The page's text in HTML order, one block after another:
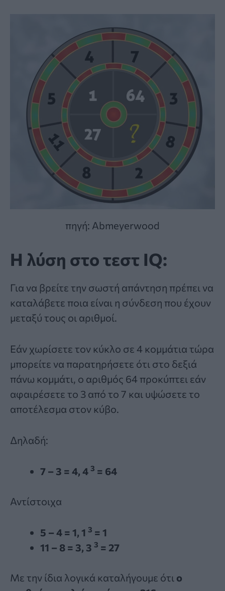
πηγή: Abmeyerwood
Η λύση στο τεστ IQ:
Για να βρείτε την σωστή απάντηση πρέπει να
καταλάβετε ποια είναι η σύνδεση που έχουν
μεταξύ τους οι αριθμοί.
Εάν χωρίσετε τον κύκλο σε 4 κομμάτια τώρα
μπορείτε να παρατηρήσετε ότι στο δεξιά
πάνω κομμάτι, ο αριθμός 64 προκύπτει εάν
αφαιρέσετε το 3 από το 7 και υψώσετε το
αποτέλεσμα στον κύβο.
Δηλαδή:
7 – 3 = 4, 4 3 = 64
Αντίστοιχα
5 – 4 = 1, 1 3 = 1
11 – 8 = 3, 3 3 = 27
Με την ίδια λογικά καταλήγουμε ότι ο